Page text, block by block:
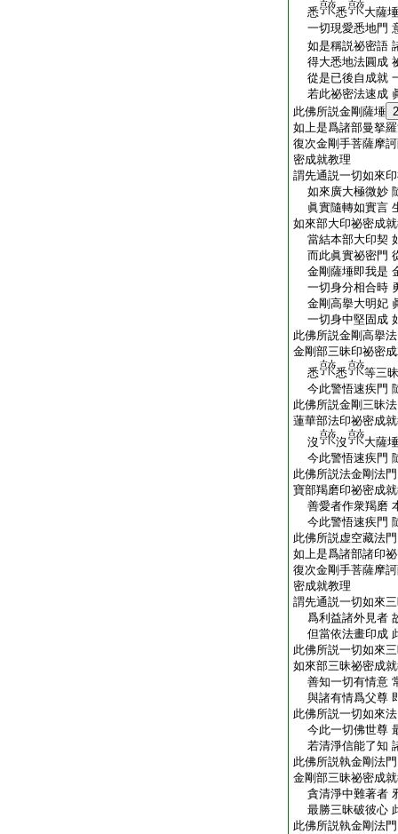
悉 悉
大薩
一切現愛悉地門
如是稱説祕密語
得大悉地法圓成
從是已後自成就
若此祕密法速成
此佛所説金剛薩埵 2
如上是爲諸部曼拏
復次金剛手菩薩摩
密成就教理
謂先通説一切如來
如來廣大極微妙
眞實隨轉如實言
如來部大印祕密成
當結本部大印契
而此眞實祕密門
金剛薩埵即我是
一切身分相合時
金剛高擧大明妃
一切身中堅固成
此佛所説金剛高擧
金剛部三昧印祕密
悉
悉
等三
今此警悟速疾門
此佛所説金剛三昧
蓮華部法印祕密成
沒
沒
大薩
今此警悟速疾門
此佛所説法金剛法門
寶部羯磨印祕密成
善愛者作衆羯磨
今此警悟速疾門
此佛所説虚空藏法門
如上是爲諸部諸印
復次金剛手菩薩摩
密成就教理
謂先通説一切如來
爲利益諸外見者
但當依法畫印成
此佛所説一切如來
如來部三昧祕密成
善知一切有情意
與諸有情爲父尊
此佛所説一切如來
今此一切佛世尊
若清淨信能了知
此佛所説執金剛法門
金剛部三昧祕密成
貪清淨中難著者
最勝三昧破彼心
此佛所説執金剛法門